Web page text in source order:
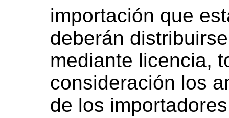
importación que
deberán
mediante licencia,
consideración los
de los